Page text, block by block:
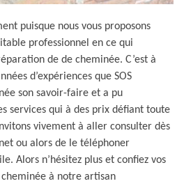
puisque nous vous proposons
professionnel en ce qui
de de cheminée. C’est à
d’expériences que SOS
son savoir-faire et a pu
services qui à des prix défiant toute
vivement à aller consulter dès
ou alors de le téléphoner
Alors n’hésitez plus et confiez vos
à notre artisan